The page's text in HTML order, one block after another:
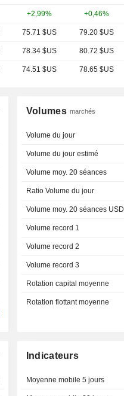
+2,99% +0,46%
75.71 $US 79.20 $US
78.34 $US 80.72 $US
74.51 $US 78.65 $US
Volumes marchés
Volume du jour
Volume du jour estimé
Volume moy. 20 séances
Ratio Volume du jour
Volume moy. 20 séances USD
Volume record 1
Volume record 2
Volume record 3
Rotation capital moyenne
Rotation flottant moyenne
Indicateurs
Moyenne mobile 5 jours